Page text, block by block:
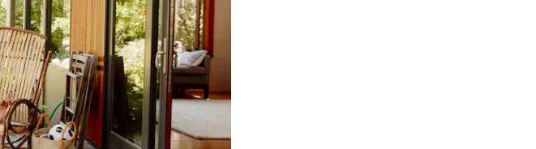
kwa kugusa au kutelezesha kidole kwenye ishara.